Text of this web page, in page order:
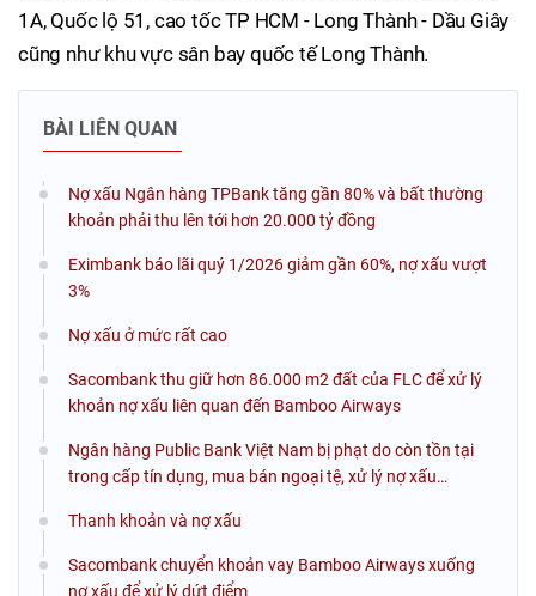
1A, Quốc lộ 51, cao tốc TP HCM - Long Thành - Dầu Giây
cũng như khu vực sân bay quốc tế Long Thành.
BÀI LIÊN QUAN
Nợ xấu Ngân hàng TPBank tăng gần 80% và bất thường
khoản phải thu lên tới hơn 20.000 tỷ đồng
Eximbank báo lãi quý 1/2026 giảm gần 60%, nợ xấu vượt
3%
Nợ xấu ở mức rất cao
Sacombank thu giữ hơn 86.000 m2 đất của FLC để xử lý
khoản nợ xấu liên quan đến Bamboo Airways
Ngân hàng Public Bank Việt Nam bị phạt do còn tồn tại
trong cấp tín dụng, mua bán ngoại tệ, xử lý nợ xấu…
Thanh khoản và nợ xấu
Sacombank chuyển khoản vay Bamboo Airways xuống
nợ xấu để xử lý dứt điểm